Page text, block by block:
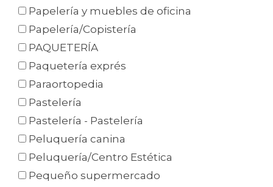
Papelería y muebles de oficina
Papelería/Copistería
PAQUETERÍA
Paquetería exprés
Paraortopedia
Pastelería
Pastelería - Pastelería
Peluquería canina
Peluquería/Centro Estética
Pequeño supermercado